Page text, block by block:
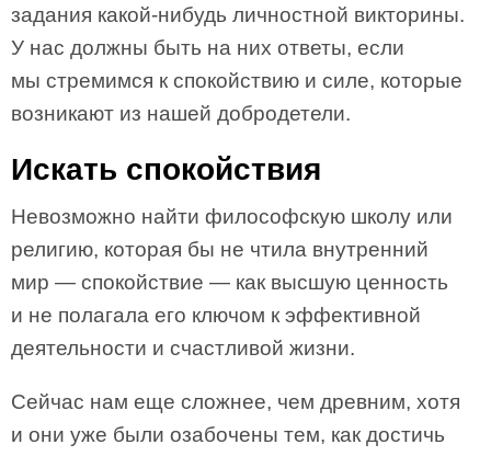
задания какой-нибудь личностной викторины.
У нас должны быть на них ответы, если
мы стремимся к спокойствию и силе, которые
возникают из нашей добродетели.
Искать спокойствия
Невозможно найти философскую школу или
религию, которая бы не чтила внутренний
мир — спокой­ствие — как высшую ценность
и не полагала его ключом к эффективной
деятельности и счастливой жизни.
Сейчас нам еще сложнее, чем древним, хотя
и они уже были озабочены тем, как достичь